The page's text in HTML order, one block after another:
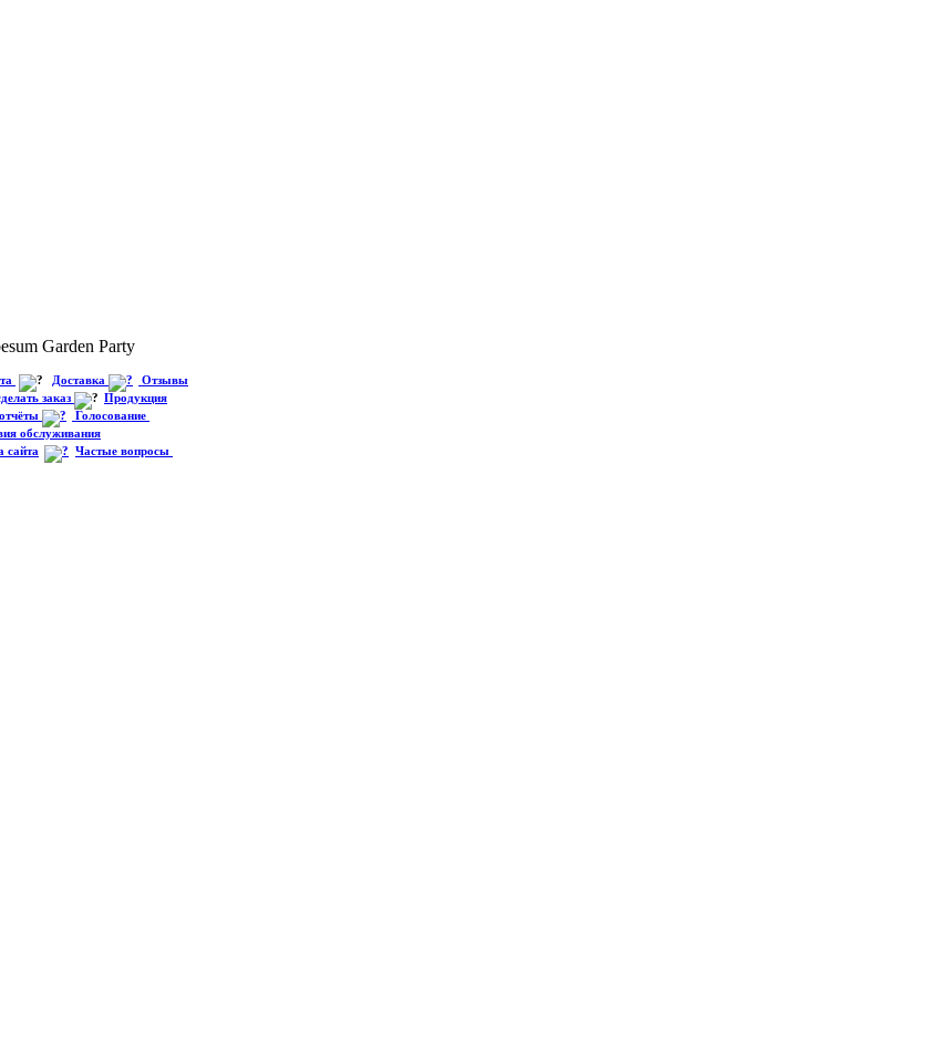
Garden Party
Доставка
Отзывы
заказ
Продукция
Голосование
обслуживания
сайта
Частые вопросы